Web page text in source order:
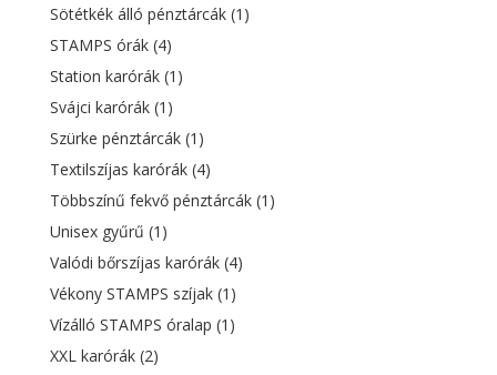
Sötétkék álló pénztárcák (1)
STAMPS órák (4)
Station karórák (1)
Svájci karórák (1)
Szürke pénztárcák (1)
Textilszíjas karórák (4)
Többszínű fekvő pénztárcák (1)
Unisex gyűrű (1)
Valódi bőrszíjas karórák (4)
Vékony STAMPS szíjak (1)
Vízálló STAMPS óralap (1)
XXL karórák (2)